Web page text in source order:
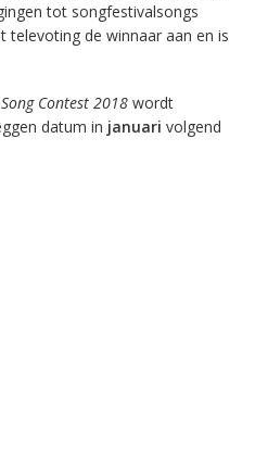
tot songfestivalsongs
televoting de winnaar aan en is
Contest 2018 wordt
datum in januari volgend